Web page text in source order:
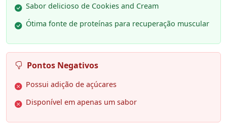
Sabor delicioso de Cookies and Cream
Ótima fonte de proteínas para recuperação muscular
Pontos Negativos
Possui adição de açúcares
Disponível em apenas um sabor